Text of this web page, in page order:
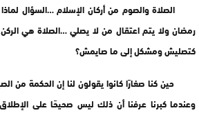
الصلاة والصوم من أركان الإسلام …السؤال
رمضان ولا يتم اعتقال من لا يصلي …الصلاة هي
كتصليش ومشكل إلى ما صايمش؟
حين كنا صغارًا كانوا يقولون لنا إن الحكمة من
وعندما كبرنا عرفنا أن ذلك ليس صحيحًا على